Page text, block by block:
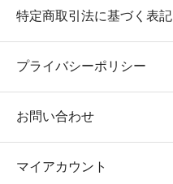
特定商取引法に基づく表記
プライバシーポリシー
お問い合わせ
マイアカウント